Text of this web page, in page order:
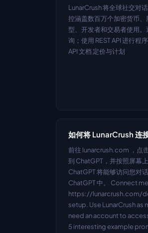
LunarCrush 将全球社交对
控涵盖数百万个加密货币
型、开发者和交易者使用
询；使用 REST API 进行程
API 文档 定价与计划
如何将 LunarCrush 连
前往 lunarcrush.com ，点
到 ChatGPT，并按照屏幕
ChatGPT 将能够访问您对
ChatGPT 中。 Connect
https://lunarcrush.com/
setup. Use LunarCrush
need an account to
5 interesting example